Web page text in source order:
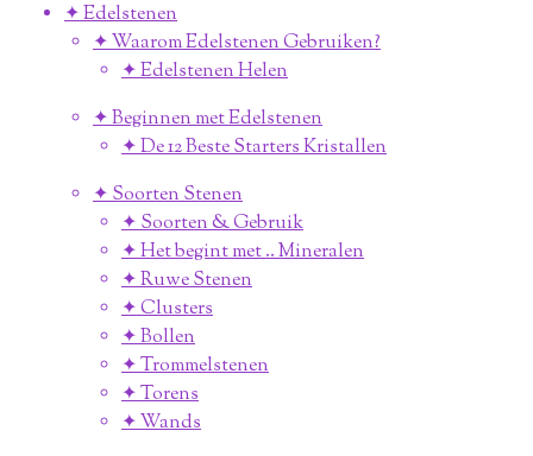
✦ Edelstenen
✦ Waarom Edelstenen Gebruiken?
✦ Edelstenen Helen
✦ Beginnen met Edelstenen
✦ De 12 Beste Starters Kristallen
✦ Soorten Stenen
✦ Soorten & Gebruik
✦ Het begint met .. Mineralen
✦ Ruwe Stenen
✦ Clusters
✦ Bollen
✦ Trommelstenen
✦ Torens
✦ Wands